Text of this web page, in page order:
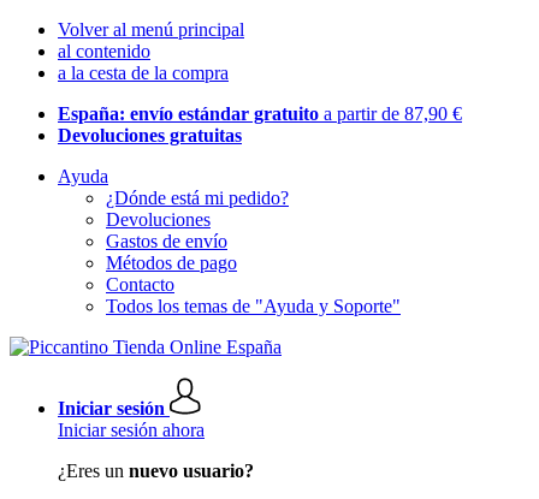
Volver al menú principal
al contenido
a la cesta de la compra
España: envío estándar gratuito a partir de 87,90 €
Devoluciones gratuitas
Ayuda
¿Dónde está mi pedido?
Devoluciones
Gastos de envío
Métodos de pago
Contacto
Todos los temas de "Ayuda y Soporte"
Iniciar sesión
Iniciar sesión ahora
¿Eres un nuevo usuario?